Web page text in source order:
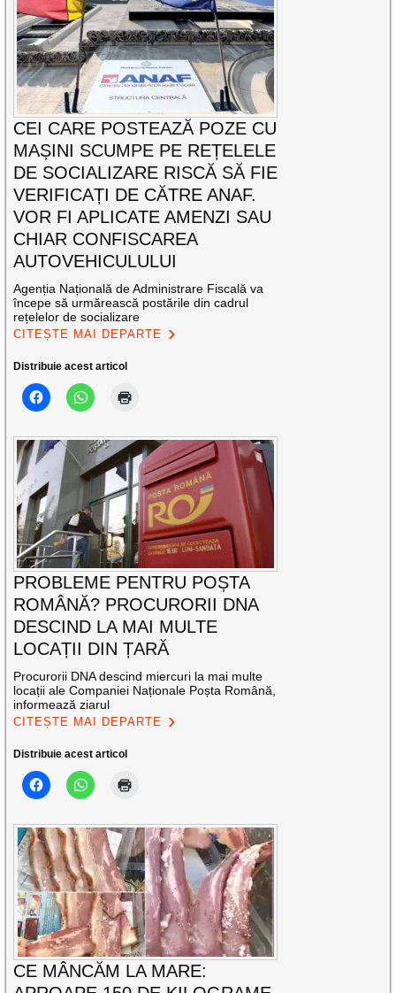
CEI CARE POSTEAZĂ POZE CU
MAȘINI SCUMPE PE REȚELELE
DE SOCIALIZARE RISCĂ SĂ FIE
VERIFICAȚI DE CĂTRE ANAF.
VOR FI APLICATE AMENZI SAU
CHIAR CONFISCAREA
AUTOVEHICULULUI
Agenția Națională de Administrare Fiscală va
începe să urmărească postările din cadrul
rețelelor de socializare
CITEȘTE MAI DEPARTE
Distribuie acest articol
PROBLEME PENTRU POȘTA
ROMÂNĂ? PROCURORII DNA
DESCIND LA MAI MULTE
LOCAȚII DIN ȚARĂ
Procurorii DNA descind miercuri la mai multe
locații ale Companiei Naționale Poșta Română,
informează ziarul
CITEȘTE MAI DEPARTE
Distribuie acest articol
CE MÂNCĂM LA MARE: